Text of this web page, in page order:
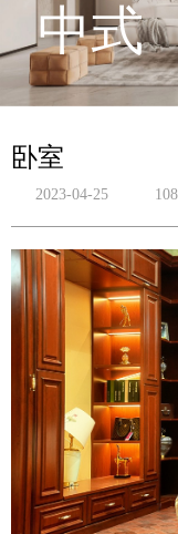
中式
卧室
2023-04-25 108